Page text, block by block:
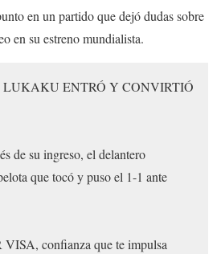
en un partido que dejó dudas sobre
en su estreno mundialista.
LUKAKU ENTRÓ Y CONVIRTIÓ
de su ingreso, el delantero
que tocó y puso el 1-1 ante
confianza que te impulsa